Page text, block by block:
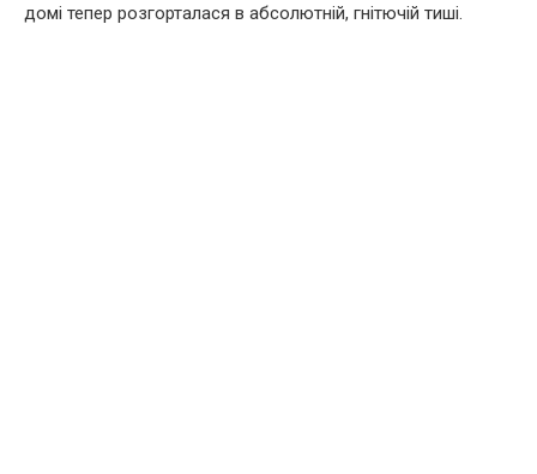
домі тепер розгорталася в абсолютній, гнітючій тиші.